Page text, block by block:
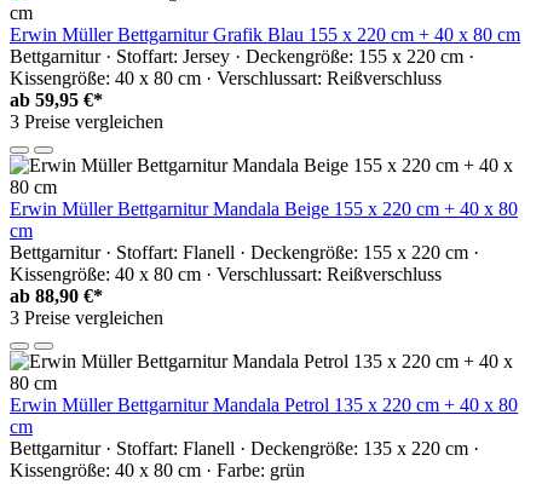
Erwin Müller Bettgarnitur Grafik Blau 155 x 220 cm + 40 x 80 cm
Bettgarnitur · Stoffart: Jersey · Deckengröße: 155 x 220 cm ·
Kissengröße: 40 x 80 cm · Verschlussart: Reißverschluss
ab 59,95 €*
3 Preise vergleichen
Erwin Müller Bettgarnitur Mandala Beige 155 x 220 cm + 40 x 80
cm
Bettgarnitur · Stoffart: Flanell · Deckengröße: 155 x 220 cm ·
Kissengröße: 40 x 80 cm · Verschlussart: Reißverschluss
ab 88,90 €*
3 Preise vergleichen
Erwin Müller Bettgarnitur Mandala Petrol 135 x 220 cm + 40 x 80
cm
Bettgarnitur · Stoffart: Flanell · Deckengröße: 135 x 220 cm ·
Kissengröße: 40 x 80 cm · Farbe: grün